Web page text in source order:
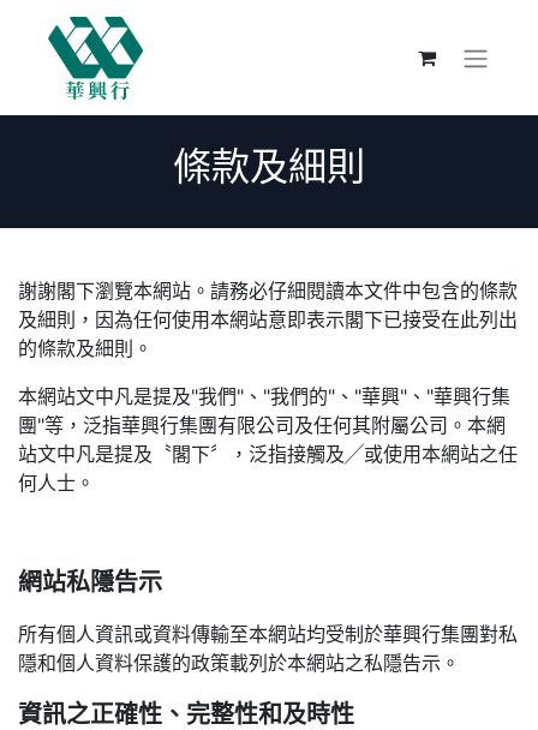
條款及細則
謝謝閣下瀏覽本網站。請務必仔細閱讀本文件中包含的條款
及細則，因為任何使用本網站意即表示閣下已接受在此列出
的條款及細則。
本網站文中凡是提及"我們"、"我們的"、"華興"、"華興行集
團"等，泛指華興行集團有限公司及任何其附屬公司。本網
站文中凡是提及〝閣下〞，泛指接觸及╱或使用本網站之任
何人士。
網站私隱告示
所有個人資訊或資料傳輸至本網站均受制於華興行集團對私
隱和個人資料保護的政策載列於本網站之私隱告示。
資訊之正確性、完整性和及時性